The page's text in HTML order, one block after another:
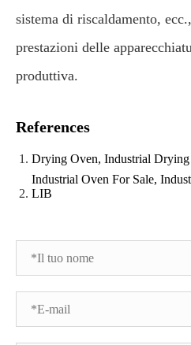
sistema di riscaldamento,
prestazioni delle
produttiva.
References
Drying Oven, Industrial
Industrial Oven For Sale,
LIB